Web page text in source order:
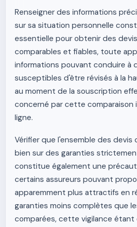
Renseigner des informations
sur sa situation personnelle
essentielle pour obtenir des
comparables et fiables, toute
informations pouvant conduire à
susceptibles d'être révisés à la
au moment de la souscription
concerné par cette comparaison
ligne.
Vérifier que l'ensemble des
bien sur des garanties
constitue également une
certains assureurs pouvant
apparemment plus attractifs en
garanties moins complètes que
comparées, cette vigilance étant